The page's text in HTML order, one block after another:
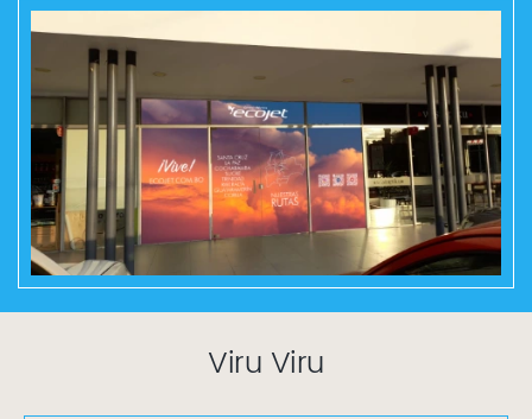
Viru Viru